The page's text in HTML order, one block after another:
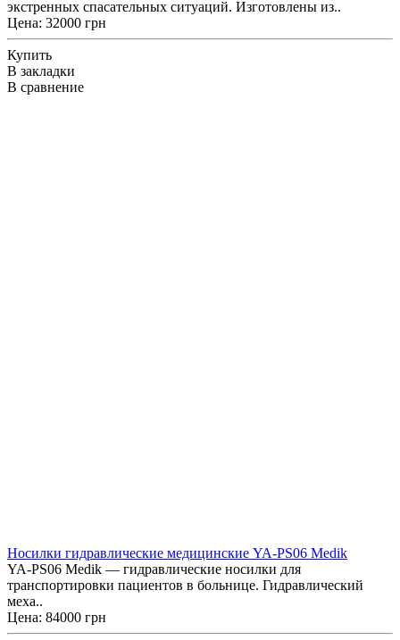
экстренных спасательных ситуаций. Изготовлены из..
Цена: 32000 грн
Купить
В закладки
В сравнение
Носилки гидравлические медицинские YA-PS06 Medik
YA-PS06 Medik — гидравлические носилки для
транспортировки пациентов в больнице. Гидравлический
меха..
Цена: 84000 грн